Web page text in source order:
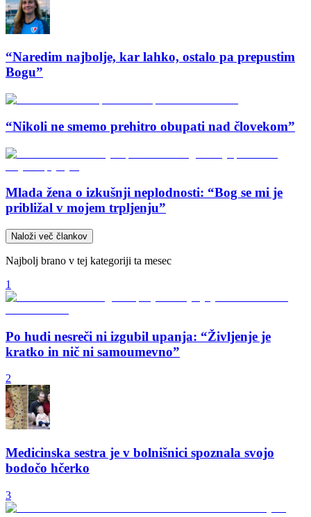
“Naredim najbolje, kar lahko, ostalo pa prepustim
Bogu”
“Nikoli ne smemo prehitro obupati nad človekom”
Mlada žena o izkušnji neplodnosti: “Bog se mi je
približal v mojem trpljenju”
Naloži več člankov
Najbolj brano v tej kategoriji ta mesec
1
Po hudi nesreči ni izgubil upanja: “Življenje je
kratko in nič ni samoumevno”
2
Medicinska sestra je v bolnišnici spoznala svojo
bodočo hčerko
3